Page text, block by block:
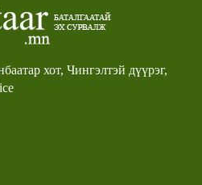
хот, Чингэлтэй дүүрэг,